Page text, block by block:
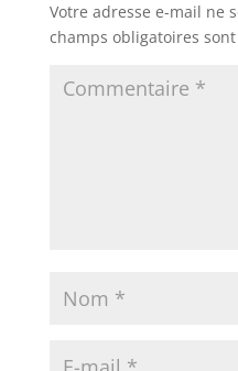
Votre adresse e-mail ne
champs obligatoires